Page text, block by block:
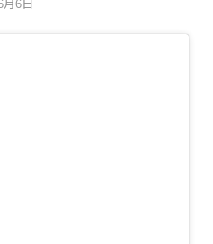
6日